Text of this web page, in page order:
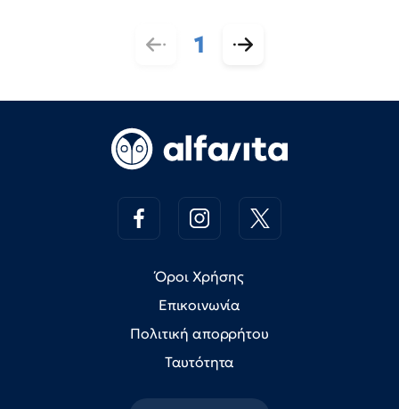
1
Όροι Χρήσης
Επικοινωνία
Πολιτική απορρήτου
Ταυτότητα